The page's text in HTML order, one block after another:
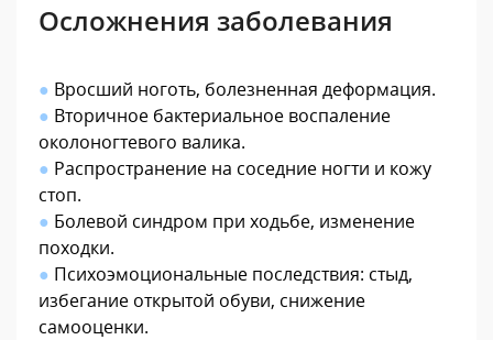
Осложнения заболевания
● Вросший ноготь, болезненная деформация.
● Вторичное бактериальное воспаление
околоногтевого валика.
● Распространение на соседние ногти и кожу
стоп.
● Болевой синдром при ходьбе, изменение
походки.
● Психоэмоциональные последствия: стыд,
избегание открытой обуви, снижение
самооценки.